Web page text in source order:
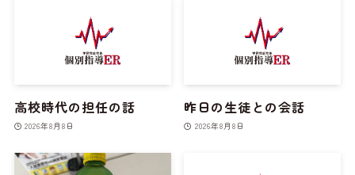
高校時代の担任の話
2026年8月8日
昨日の生徒との会話
2026年8月8日